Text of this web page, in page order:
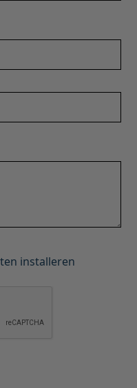
installeren